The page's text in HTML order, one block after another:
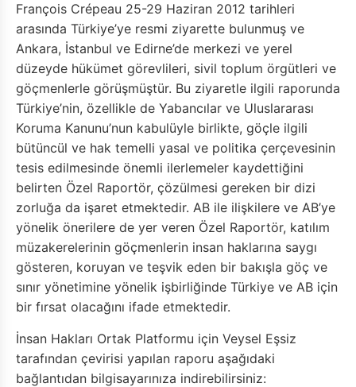
François Crépeau 25-29 Haziran 2012 tarihleri
arasında Türkiye’ye resmi ziyarette bulunmuş ve
Ankara, İstanbul ve Edirne’de merkezi ve yerel
düzeyde hükümet görevlileri, sivil toplum örgütleri ve
göçmenlerle görüşmüştür. Bu ziyaretle ilgili raporunda
Türkiye’nin, özellikle de Yabancılar ve Uluslararası
Koruma Kanunu’nun kabulüyle birlikte, göçle ilgili
bütüncül ve hak temelli yasal ve politika çerçevesinin
tesis edilmesinde önemli ilerlemeler kaydettiğini
belirten Özel Raportör, çözülmesi gereken bir dizi
zorluğa da işaret etmektedir. AB ile ilişkilere ve AB’ye
yönelik önerilere de yer veren Özel Raportör, katılım
müzakerelerinin göçmenlerin insan haklarına saygı
gösteren, koruyan ve teşvik eden bir bakışla göç ve
sınır yönetimine yönelik işbirliğinde Türkiye ve AB için
bir fırsat olacağını ifade etmektedir.
İnsan Hakları Ortak Platformu için Veysel Eşsiz
tarafından çevirisi yapılan raporu aşağıdaki
bağlantıdan bilgisayarınıza indirebilirsiniz: